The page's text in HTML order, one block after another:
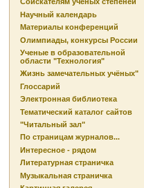
Соискателям учёных степеней
Научный календарь
Материалы конференций
Олимпиады, конкурсы России
Ученые в образовательной
области "Технология"
Жизнь замечательных учёных"
Глоссарий
Электронная библиотека
Тематический каталог сайтов
"Читальный зал"
По страницам журналов...
Интересное - рядом
Литературная страничка
Музыкальная страничка